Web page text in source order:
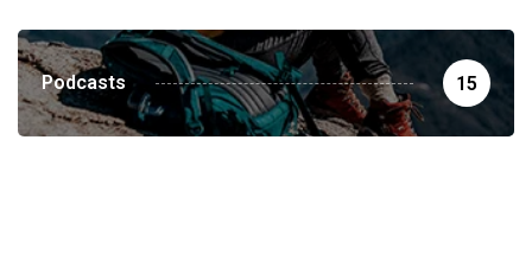
Podcasts 15